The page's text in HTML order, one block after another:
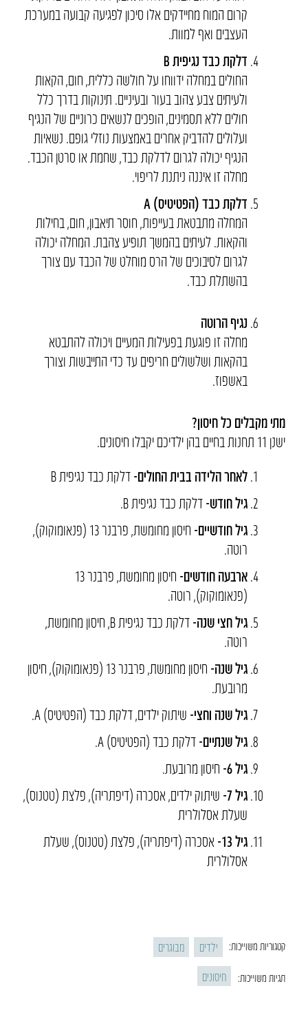
קרום המוח מחיידקים אלו סיכון לפגיעה קבועה במערכת
העצבים ואף למוות.
דלקת כבד נגיפיתB
החולים במחלה ידווחו על חולשה כללית, חום, הקאות
ולעיתים צבע צהוב בעור ובעיניים. תינוקות בדרך כלל
חולים ללא תסמינים, הופכים לנשאים כרוניים של הנגיף
ועלולים להדביק אחרים באמצעות נוזלי גופם. נשאיות
הנגיף יכולה לגרום לדלקת כבד, שחמת או סרטן הכבד.
מחלה זו איננה ניתנת לריפוי.
דלקת כבד (הפטיטיס) A
המחלה מתבטאת בעייפות, חוסר תיאבון, חום, בחילות
והקאות. לעיתים בהמשך תופיע צהבת. המחלה יכולה
לגרום לסיבוכים של הרס מוחלט של הכבד עם צורך
בהשתלת כבד.
נגיף הרוטה
מחלה זו פוגעת בפעילות המעיים ויכולה להתבטא
בהקאות ושלשולים חריפים עד כדי התייבשות וצורך
באשפוז.
מתי מקבלים כל חיסון?
ישנן 11 תחנות בחיים בהן ילדיכם יקבלו חיסונים.
לאחר הלידה בבית החולים-דלקת כבד נגיפית B
גיל חודש-דלקת כבד נגיפית B.
גיל חודשיים-
חיסון מחומשת, פרבנר 13 (פנאומוקוק),
רוטה.
ארבעה חודשים-
חיסון מחומשת, פרבנר 13
(פנאומוקוק), רוטה.
גיל חצי שנה-
דלקת כבד נגיפית B, חיסון מחומשת,
רוטה.
גיל שנה-
חיסון מחומשת, פרבנר 13 (פנאומוקוק), חיסון
מרובעת.
גיל שנה וחצי- שיתוק ילדים, דלקת כבד (הפטיטיס) A.
גיל שנתיים-דלקת כבד (הפטיטיס) A.
גיל 6-
חיסון מרובעת.
גיל 7-
שיתוק ילדים, אסכרה (דיפתריה), פלצת (טטנוס),
שעלת אסלולרית
גיל 13-
אסכרה (דיפתריה), פלצת (טטנוס), שעלת
אסלולרית
קטגוריות משוייכות: ילדים מבוגרים
תגיות משוייכות: חיסונים